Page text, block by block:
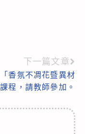
下一篇文章
香氛不凋花暨異材
程，請教師參加。